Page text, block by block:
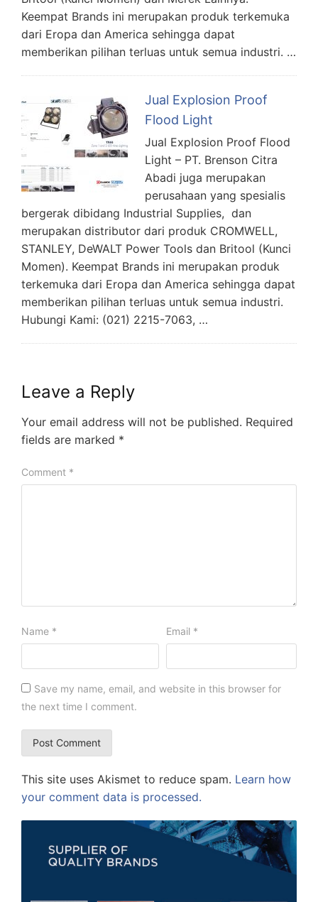
Keempat Brands ini merupakan produk terkemuka
dari Eropa dan America sehingga dapat
memberikan pilihan terluas untuk semua industri. …
Jual Explosion Proof
Flood Light
Jual Explosion Proof Flood
Light – PT. Brenson Citra
Abadi juga merupakan
perusahaan yang spesialis
bergerak dibidang Industrial Supplies, dan
merupakan distributor dari produk CROMWELL,
STANLEY, DeWALT Power Tools dan Britool (Kunci
Momen). Keempat Brands ini merupakan produk
terkemuka dari Eropa dan America sehingga dapat
memberikan pilihan terluas untuk semua industri.
Hubungi Kami: (021) 2215-7063, …
Leave a Reply
Your email address will not be published. Required
fields are marked *
Comment *
Name * Email *
Save my name, email, and website in this browser for
the next time I comment.
This site uses Akismet to reduce spam. Learn how
your comment data is processed.